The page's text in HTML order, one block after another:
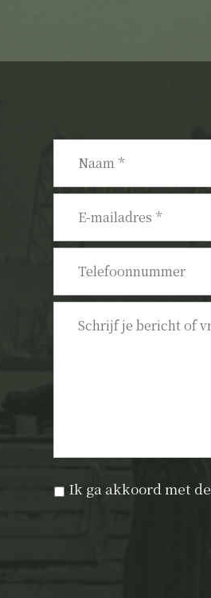
mailadres *
Privacyverklaring *
Ik ga akkoord met de